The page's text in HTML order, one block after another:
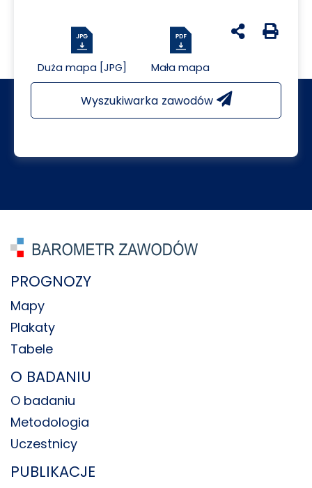
Duża mapa [JPG] Mała mapa
udostępnij na
Generuj
Wyszukiwarka zawodów
PROGNOZY
Mapy
Plakaty
Tabele
O BADANIU
O badaniu
Metodologia
Uczestnicy
PUBLIKACJE